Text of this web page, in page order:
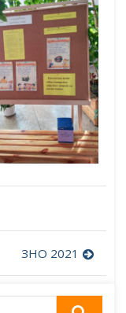
ЗНО 2021